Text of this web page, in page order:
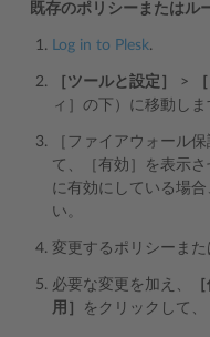
既存のポリシーまたはル
Log in to Plesk.
［ツールと設定］ >
ィ］の下）に移動しま
［ファイアウォール
て、［有効］を表示
に有効にしている場
い。
変更するポリシーまた
必要な変更を加え、
用］
をクリックして、